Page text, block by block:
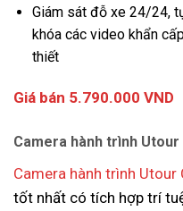
Giám sát đỗ xe 24/24,
khóa các video khẩn
thiết
Giá bán 5.790.000 VND
Camera hành trình Utour
Camera hành trình Utour
tốt nhất có tích hợp trí